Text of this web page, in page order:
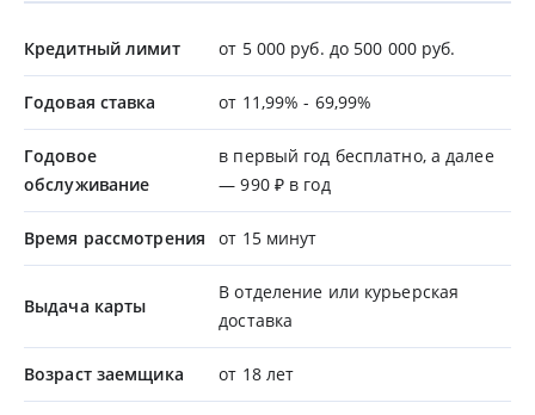
Кредитный лимит от 5 000 руб. до 500 000 руб.
Годовая ставка от 11,99% - 69,99%
Годовое
обслуживание
в первый год бесплатно, а далее
— 990 ₽ в год
Время рассмотрения от 15 минут
Выдача карты
В отделение или курьерская
доставка
Возраст заемщика от 18 лет